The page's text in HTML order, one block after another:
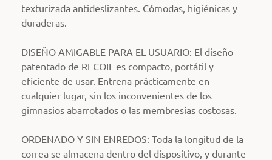
texturizada antideslizantes. Cómodas, higiénicas y
duraderas.
DISEÑO AMIGABLE PARA EL USUARIO: El diseño
patentado de RECOIL es compacto, portátil y
eficiente de usar. Entrena prácticamente en
cualquier lugar, sin los inconvenientes de los
gimnasios abarrotados o las membresías costosas.
ORDENADO Y SIN ENREDOS: Toda la longitud de la
correa se almacena dentro del dispositivo, y durante